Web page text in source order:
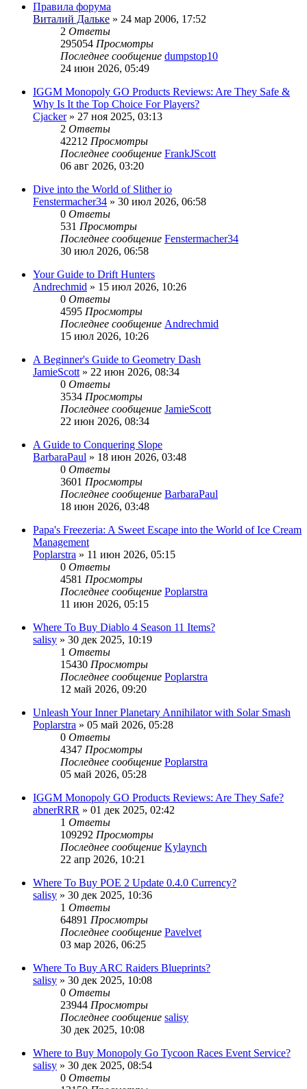
Правила форума
Виталий Дальке » 24 мар 2006, 17:52
2 Ответы
295054 Просмотры
Последнее сообщение dumpstop10
24 июн 2026, 05:49
IGGM Monopoly GO Products Reviews: Are They Safe &
Why Is It the Top Choice For Players?
Cjacker» 27 ноя 2025, 03:13
2 Ответы
42212 Просмотры
Последнее сообщение FrankJScott
06 авг 2026, 03:20
Dive into the World of Slither io
Fenstermacher34 » 30 июл 2026, 06:58
0 Ответы
531 Просмотры
Последнее сообщение Fenstermacher34
30 июл 2026, 06:58
Your Guide to Drift Hunters
Andrechmid » 15 июл 2026, 10:26
0 Ответы
4595 Просмотры
Последнее сообщение Andrechmid
15 июл 2026, 10:26
A Beginner's Guide to Geometry Dash
JamieScott » 22 июн 2026, 08:34
0 Ответы
3534 Просмотры
Последнее сообщение JamieScott
22 июн 2026, 08:34
A Guide to Conquering Slope
BarbaraPaul » 18 июн 2026, 03:48
0 Ответы
3601 Просмотры
Последнее сообщение BarbaraPaul
18 июн 2026, 03:48
Papa's Freezeria: A Sweet Escape into the World of Ice Cream
Management
Poplarstra » 11 июн 2026, 05:15
0 Ответы
4581 Просмотры
Последнее сообщение Poplarstra
11 июн 2026, 05:15
Where To Buy Diablo 4 Season 11 Items?
salisy » 30 дек 2025, 10:19
1 Ответы
15430 Просмотры
Последнее сообщение Poplarstra
12 май 2026, 09:20
Unleash Your Inner Planetary Annihilator with Solar Smash
Poplarstra » 05 май 2026, 05:28
0 Ответы
4347 Просмотры
Последнее сообщение Poplarstra
05 май 2026, 05:28
IGGM Monopoly GO Products Reviews: Are They Safe?
abnerRRR » 01 дек 2025, 02:42
1 Ответы
109292 Просмотры
Последнее сообщение Kylaynch
22 апр 2026, 10:21
Where To Buy POE 2 Update 0.4.0 Currency?
salisy » 30 дек 2025, 10:36
1 Ответы
64891 Просмотры
Последнее сообщение Pavelvet
03 мар 2026, 06:25
Where To Buy ARC Raiders Blueprints?
salisy » 30 дек 2025, 10:08
0 Ответы
23944 Просмотры
Последнее сообщение salisy
30 дек 2025, 10:08
Where to Buy Monopoly Go Tycoon Races Event Service?
salisy » 30 дек 2025, 08:54
0 Ответы